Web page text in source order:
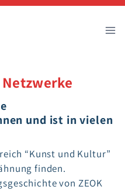
und ist in vielen
“Kunst und Kultur”
finden.
von ZEOK